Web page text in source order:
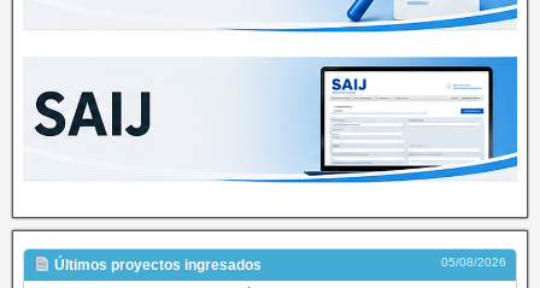
Últimos proyectos ingresados 05/08/2026